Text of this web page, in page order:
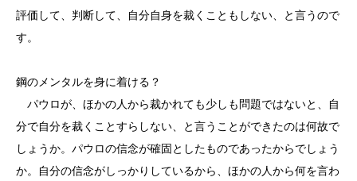
評価して、判断して、自分自身を裁くこともしない、と言うので
す。
鋼のメンタルを身に着ける？
パウロが、ほかの人から裁かれても少しも問題ではないと、自
分で自分を裁くことすらしない、と言うことができたのは何故で
しょうか。パウロの信念が確固としたものであったからでしょう
か。自分の信念がしっかりしているから、ほかの人から何を言わ